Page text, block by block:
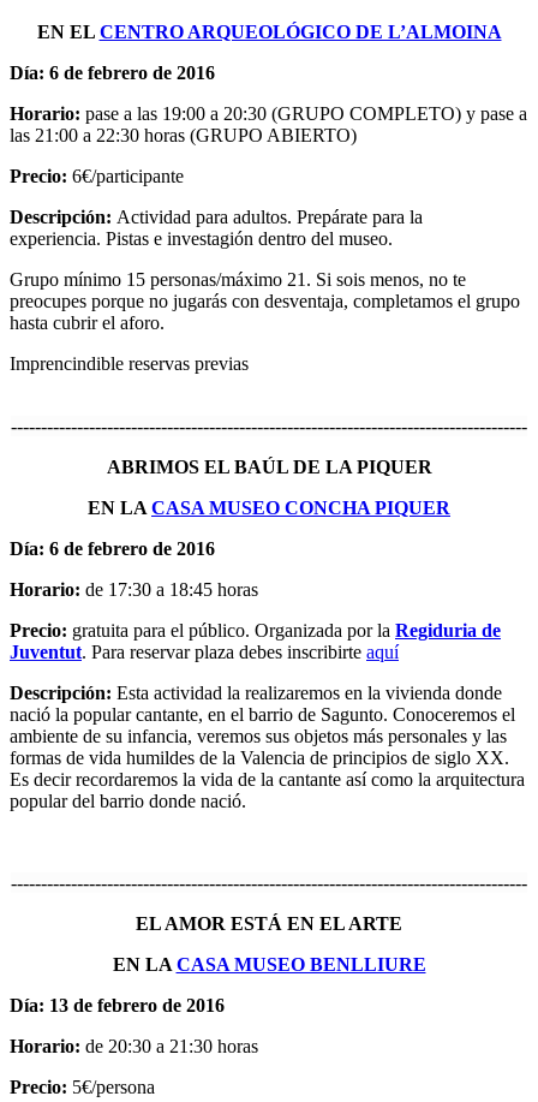
EN EL CENTRO ARQUEOLÓGICO DE L’ALMOINA
Día: 6 de febrero de 2016
Horario: pase a las 19:00 a 20:30 (GRUPO COMPLETO) y pase a
las 21:00 a 22:30 horas (GRUPO ABIERTO)
Precio: 6€/participante
Descripción: Actividad para adultos. Prepárate para la
experiencia. Pistas e investagión dentro del museo.
Grupo mínimo 15 personas/máximo 21. Si sois menos, no te
preocupes porque no jugarás con desventaja, completamos el grupo
hasta cubrir el aforo.
Imprencindible reservas previas
--------------------------------------------------------------------------------------
ABRIMOS EL BAÚL DE LA PIQUER
EN LACASA MUSEO CONCHA PIQUER
Día: 6 de febrero de 2016
Horario: de 17:30 a 18:45 horas
Precio: gratuita para el público. Organizada por la Regiduria de
Juventut. Para reservar plaza debes inscribirte aquí
Descripción: Esta actividad la realizaremos en la vivienda donde
nació la popular cantante, en el barrio de Sagunto. Conoceremos el
ambiente de su infancia, veremos sus objetos más personales y las
formas de vida humildes de la Valencia de principios de siglo XX.
Es decir recordaremos la vida de la cantante así como la arquitectura
popular del barrio donde nació.
--------------------------------------------------------------------------------------
EL AMOR ESTÁ EN EL ARTE
EN LACASA MUSEO BENLLIURE
Día: 13 de febrero de 2016
Horario: de 20:30 a 21:30 horas
Precio: 5€/persona